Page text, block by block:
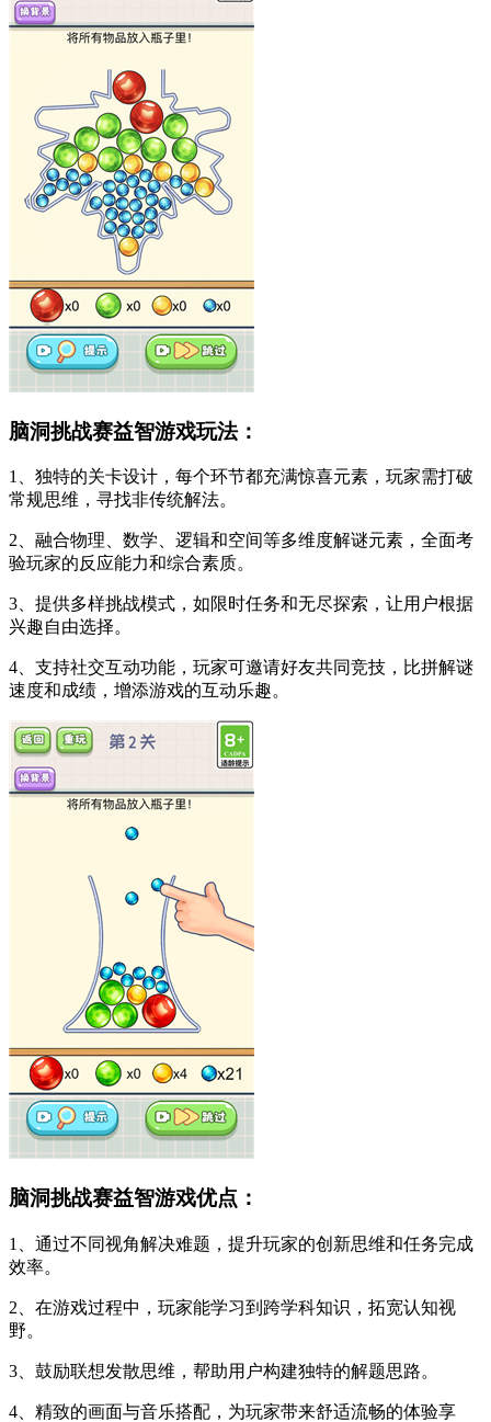
脑洞挑战赛益智游戏玩法：
1、独特的关卡设计，每个环节都充满惊喜元素，玩家需打破
常规思维，寻找非传统解法。
2、融合物理、数学、逻辑和空间等多维度解谜元素，全面考
验玩家的反应能力和综合素质。
3、提供多样挑战模式，如限时任务和无尽探索，让用户根据
兴趣自由选择。
4、支持社交互动功能，玩家可邀请好友共同竞技，比拼解谜
速度和成绩，增添游戏的互动乐趣。
脑洞挑战赛益智游戏优点：
1、通过不同视角解决难题，提升玩家的创新思维和任务完成
效率。
2、在游戏过程中，玩家能学习到跨学科知识，拓宽认知视
野。
3、鼓励联想发散思维，帮助用户构建独特的解题思路。
4、精致的画面与音乐搭配，为玩家带来舒适流畅的体验享